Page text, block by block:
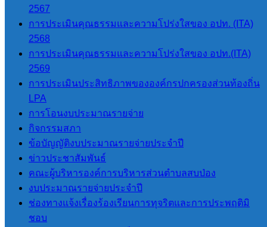
2567
การประเมินคุณธรรมและความโปร่งใสของ อปท. (ITA)
2568
การประเมินคุณธรรมและความโปร่งใสของ อปท.(ITA)
2569
การประเมินประสิทธิภาพขององค์กรปกครองส่วนท้องถิ่น
LPA
การโอนงบประมาณรายจ่าย
กิจกรรมสภา
ข้อบัญญัติงบประมาณรายจ่ายประจำปี
ข่าวประชาสัมพันธ์
คณะผู้บริหารองค์การบริหารส่วนตำบลสบป่อง
งบประมาณรายจ่ายประจำปี
ช่องทางแจ้งเรื่องร้องเรียนการทุจริตและการประพฤติมิ
ชอบ
แผนดำเนินงาน
แผนดำเนินงาน
รายงานการ
การดำเนินงาน
รอบ6เดือน
รายงานผลการ
ดำเนินงาน
ประจำปี
การปฏิบัติงาน
คู่มือหรือ
มาตรฐานการ